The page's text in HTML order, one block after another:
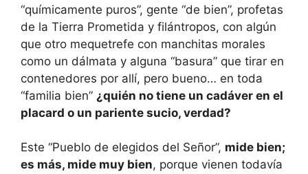
“químicamente puros”, gente “de bien”, profetas
de la Tierra Prometida y filántropos, con algún
que otro mequetrefe con manchitas morales
como un dálmata y alguna “basura” que tirar en
contenedores por allí, pero bueno… en toda
“familia bien” ¿quién no tiene un cadáver en el
placard o un pariente sucio, verdad?
Este “Pueblo de elegidos del Señor”, mide bien;
es más, mide muy bien, porque vienen todavía